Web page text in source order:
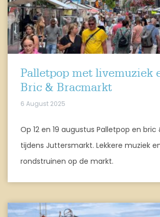
Palletpop met livemuziek
Bric & Bracmarkt
6 August 2025
Op 12 en 19 augustus Palletpop en
tijdens Juttersmarkt. Lekkere muziek
rondstruinen op de markt.